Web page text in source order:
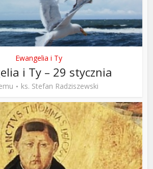
Ewangelia i Ty
i Ty – 29 stycznia
ks. Stefan Radziszewski